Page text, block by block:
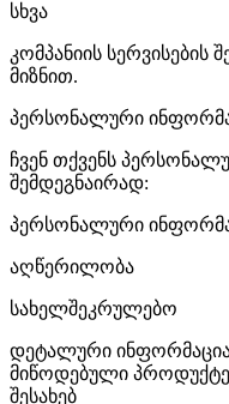
სხვა
კომპანიის სერვისების
მიზნით.
პერსონალური
ჩვენ თქვენს
შემდეგნაირად:
პერსონალური
აღწერილობა
სახელშეკრულებო
დეტალური ინფორმაცია
მიწოდებული
შესახებ